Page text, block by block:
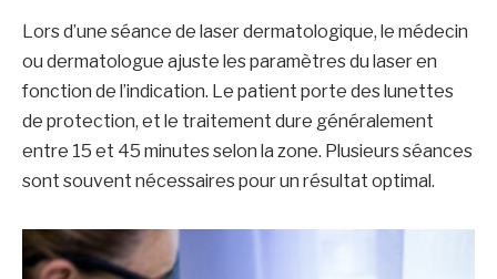
Lors d’une séance de laser dermatologique, le médecin
ou dermatologue ajuste les paramètres du laser en
fonction de l’indication. Le patient porte des lunettes
de protection, et le traitement dure généralement
entre 15 et 45 minutes selon la zone. Plusieurs séances
sont souvent nécessaires pour un résultat optimal.